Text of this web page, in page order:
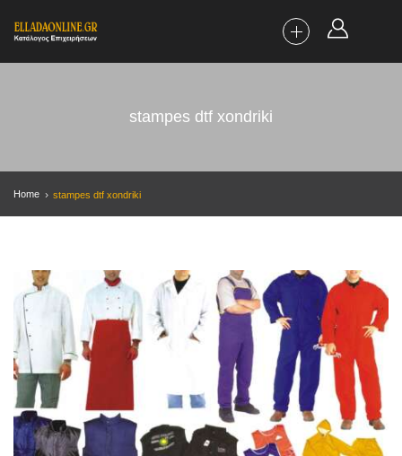
stampes dtf xondriki
Home stampes dtf xondriki